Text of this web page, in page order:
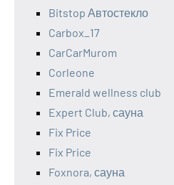
Bitstop Автостекло
Carbox_17
CarCarMurom
Corleone
Emerald wellness club
Expert Club, сауна
Fix Price
Fix Price
Foxnora, сауна